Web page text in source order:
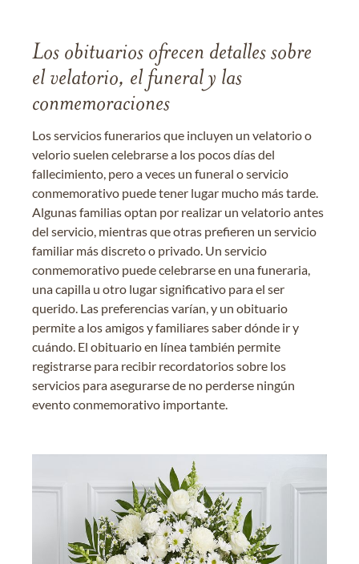
Los obituarios ofrecen detalles sobre
el velatorio, el funeral y las
conmemoraciones
Los servicios funerarios que incluyen un velatorio o
velorio suelen celebrarse a los pocos días del
fallecimiento, pero a veces un funeral o servicio
conmemorativo puede tener lugar mucho más tarde.
Algunas familias optan por realizar un velatorio antes
del servicio, mientras que otras prefieren un servicio
familiar más discreto o privado. Un servicio
conmemorativo puede celebrarse en una funeraria,
una capilla u otro lugar significativo para el ser
querido. Las preferencias varían, y un obituario
permite a los amigos y familiares saber dónde ir y
cuándo. El obituario en línea también permite
registrarse para recibir recordatorios sobre los
servicios para asegurarse de no perderse ningún
evento conmemorativo importante.